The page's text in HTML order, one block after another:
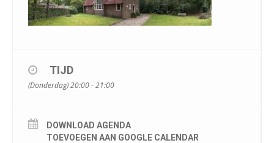
TIJD
(Donderdag) 20:00 - 21:00
DOWNLOAD AGENDA
TOEVOEGEN AAN GOOGLE CALENDAR